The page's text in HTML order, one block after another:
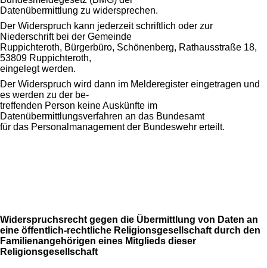
Datenübermittlung zu widersprechen.
Der Widerspruch kann jederzeit schriftlich oder zur
Niederschrift bei der Gemeinde
Ruppichteroth, Bürgerbüro, Schönenberg, Rathausstraße 18,
53809 Ruppichteroth,
eingelegt werden.
Der Widerspruch wird dann im Melderegister eingetragen und
es werden zu der be-
treffenden Person keine Auskünfte im
Datenübermittlungsverfahren an das Bundesamt
für das Personalmanagement der Bundeswehr erteilt.
Widerspruchsrecht gegen die Übermittlung von Daten an
eine öffentlich-rechtliche Religionsgesellschaft durch den
Familienangehörigen eines Mitglieds dieser
Religionsgesellschaft